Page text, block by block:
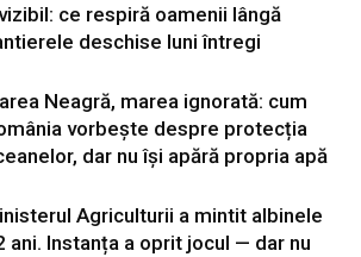
ce respiră oamenii lângă
deschise luni întregi
Neagră, marea ignorată: cum
vorbește despre protecția
dar nu își apără propria apă
Agriculturii a mintit albinele
ani. Instanța a oprit jocul — dar nu